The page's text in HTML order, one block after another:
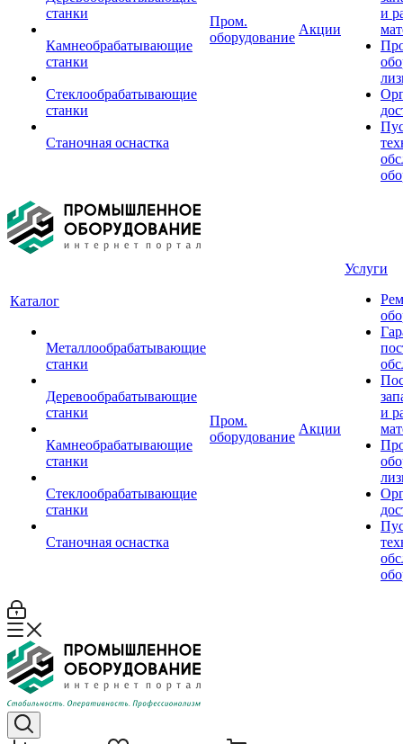
станки
Камнеобрабатывающие
станки
Стеклообрабатывающие
станки
Станочная оснастка
Пром.
оборудование
Акции
и
Каталог
Металлообрабатывающие
станки
Деревообрабатывающие
станки
Камнеобрабатывающие
станки
Стеклообрабатывающие
станки
Станочная оснастка
Пром.
оборудование
Акции
Услуги
и